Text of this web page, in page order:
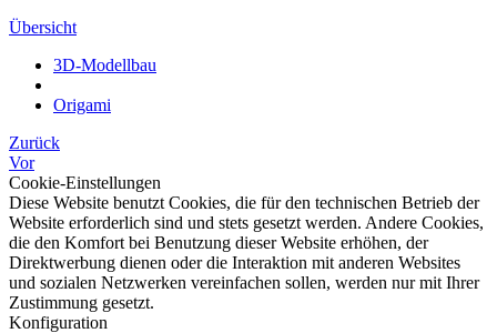
Übersicht
3D-Modellbau
Origami
Zurück
Vor
Cookie-Einstellungen
Diese Website benutzt Cookies, die für den technischen Betrieb der
Website erforderlich sind und stets gesetzt werden. Andere Cookies,
die den Komfort bei Benutzung dieser Website erhöhen, der
Direktwerbung dienen oder die Interaktion mit anderen Websites
und sozialen Netzwerken vereinfachen sollen, werden nur mit Ihrer
Zustimmung gesetzt.
Konfiguration